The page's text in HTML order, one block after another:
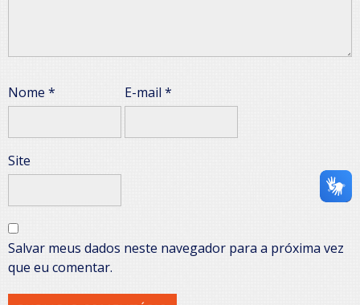
Nome * E-mail *
Site
Salvar meus dados neste navegador para a próxima vez
que eu comentar.